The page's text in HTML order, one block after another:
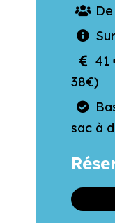
41
38€)
sac à